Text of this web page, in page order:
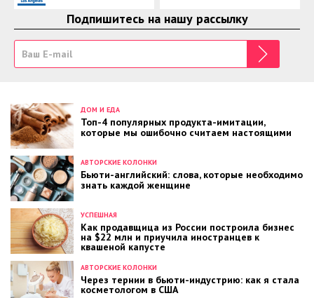
Подпишитесь на нашу рассылку
ДОМ И ЕДА
Топ-4 популярных продукта-имитации,
которые мы ошибочно считаем настоящими
АВТОРСКИЕ КОЛОНКИ
Бьюти-английский: слова, которые необходимо
знать каждой женщине
АВТОРСКИЕ КОЛОНКИ
Через тернии в бьюти-индустрию: как я стала
косметологом в США
УСПЕШНАЯ
Как продавщица из России построила бизнес
на $22 млн и приучила иностранцев к
квашеной капусте